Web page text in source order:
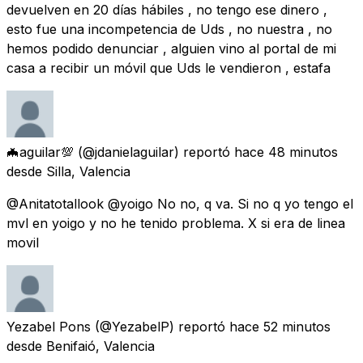
devuelven en 20 días hábiles , no tengo ese dinero ,
esto fue una incompetencia de Uds , no nuestra , no
hemos podido denunciar , alguien vino al portal de mi
casa a recibir un móvil que Uds le vendieron , estafa
🦇aguilar💯 (@jdanielaguilar) reportó hace 48 minutos
desde Silla, Valencia
@Anitatotallook @yoigo No no, q va. Si no q yo tengo el
mvl en yoigo y no he tenido problema. X si era de linea
movil
Yezabel Pons (@YezabelP) reportó hace 52 minutos
desde Benifaió, Valencia